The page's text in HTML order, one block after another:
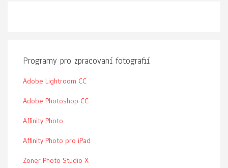
Programy pro zpracovaní fotografií
Adobe Lightroom CC
Adobe Photoshop CC
Affinity Photo
Affinity Photo pro iPad
Zoner Photo Studio X